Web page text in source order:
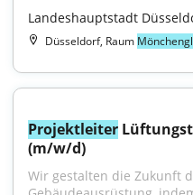
Landeshauptstadt
Düsseldorf, Raum
Projektleiter
(m/w/d)
Wir gestalten die Zukunft